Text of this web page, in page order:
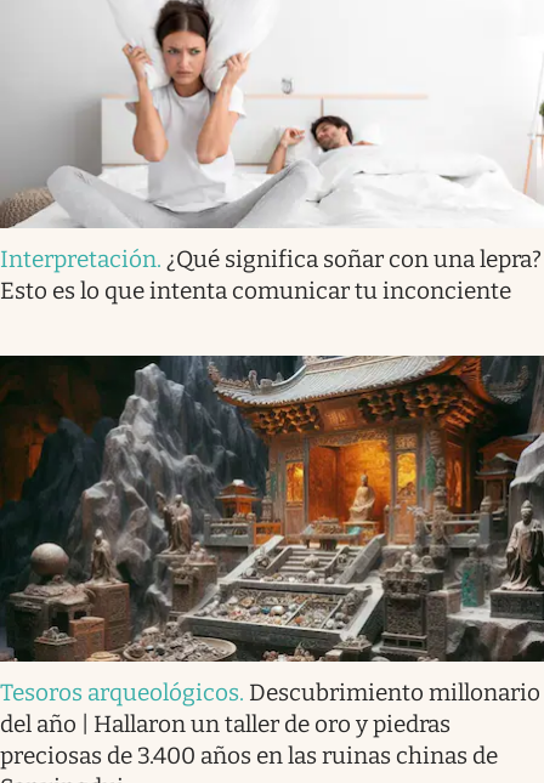
Interpretación. ¿Qué significa soñar con una lepra?
Esto es lo que intenta comunicar tu inconciente
Tesoros arqueológicos. Descubrimiento millonario
del año | Hallaron un taller de oro y piedras
preciosas de 3.400 años en las ruinas chinas de